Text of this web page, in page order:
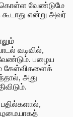
வேண்டுமே
என்று அவர்
வடிவில்,
வேண்டும். பழைய
கேள்விகளைக்
அது